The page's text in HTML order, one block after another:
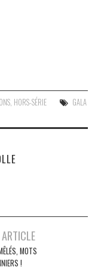
, HORS-SÉRIE
GALA
MOTS
!